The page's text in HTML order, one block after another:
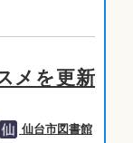
メを更新
仙台市図書館